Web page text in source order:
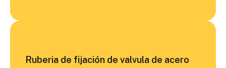
Ruberia de fijación de valvula de acero